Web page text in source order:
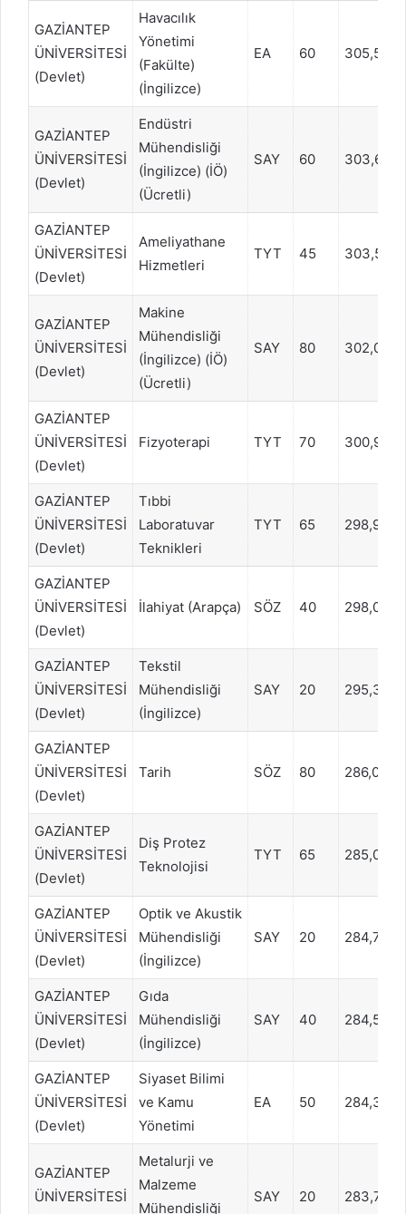
GAZİANTEP
ÜNİVERSİTESİ
(Devlet)
Havacılık
Yönetimi
(Fakülte)
(İngilizce)
EA 60
GAZİANTEP
ÜNİVERSİTESİ
(Devlet)
Endüstri
Mühendisliği
(İngilizce) (İÖ)
(Ücretli)
SAY 60
GAZİANTEP
ÜNİVERSİTESİ
(Devlet)
Ameliyathane
Hizmetleri
TYT 45
GAZİANTEP
ÜNİVERSİTESİ
(Devlet)
Makine
Mühendisliği
(İngilizce) (İÖ)
(Ücretli)
SAY 80
GAZİANTEP
ÜNİVERSİTESİ
(Devlet)
Fizyoterapi TYT 70
GAZİANTEP
ÜNİVERSİTESİ
(Devlet)
Tıbbi
Laboratuvar
Teknikleri
TYT 65
GAZİANTEP
ÜNİVERSİTESİ
(Devlet)
İlahiyat (Arapça) SÖZ 40
GAZİANTEP
ÜNİVERSİTESİ
(Devlet)
Tekstil
Mühendisliği
(İngilizce)
SAY 20
GAZİANTEP
ÜNİVERSİTESİ
(Devlet)
Tarih SÖZ 80
GAZİANTEP
ÜNİVERSİTESİ
(Devlet)
Diş Protez
Teknolojisi
TYT 65
GAZİANTEP
ÜNİVERSİTESİ
(Devlet)
Optik ve Akustik
Mühendisliği
(İngilizce)
SAY 20
GAZİANTEP
ÜNİVERSİTESİ
(Devlet)
Gıda
Mühendisliği
(İngilizce)
SAY 40
GAZİANTEP
ÜNİVERSİTESİ
(Devlet)
Siyaset Bilimi
ve Kamu
Yönetimi
EA 50
GAZİANTEP
ÜNİVERSİTESİ
Metalurji ve
Malzeme
Mühendisliği
SAY 20